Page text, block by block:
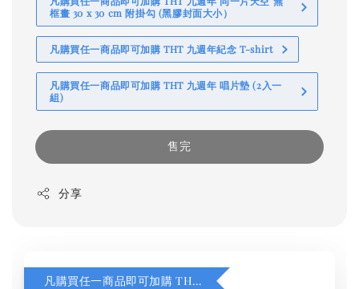
框畫 30 x 30 cm 附掛勾 (黑膠封面大小）
凡購買任一商品即可加購 THT 九週年紀念 T-shirt
凡購買任一商品即可加購 THT 九週年 唱片墊 (2入一
組)
售完
分享
凡購買任一商品即可加購 THT 九週年 同一片天空 無框畫 30 x 30 cm 附掛勾 (黑膠封面大小）